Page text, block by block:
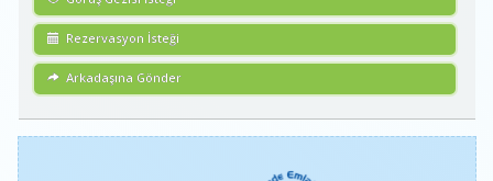
Rezervasyon İsteği
Arkadaşına Gönder